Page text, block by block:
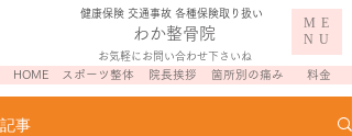
お気軽にお問い合わせ下さいね
わか整骨院
​健康保険 交通事故 各種保険取り扱い
ME
NU
スポーツ整体 院長挨拶 箇所別の痛み
HOME 料金
記事